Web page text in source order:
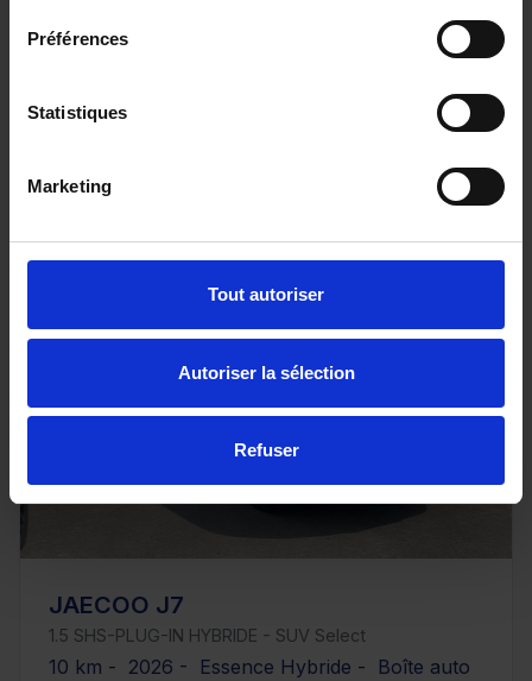
Préférences
Statistiques
Marketing
Tout autoriser
Autoriser la sélection
Refuser
100 BVM6 Bastille
ou à partir de261.08 €/mois
JAECOO J7
1.5 SHS-PLUG-IN HYBRIDE - SUV Select
10 km - 2026 - Essence Hybride - Boîte auto